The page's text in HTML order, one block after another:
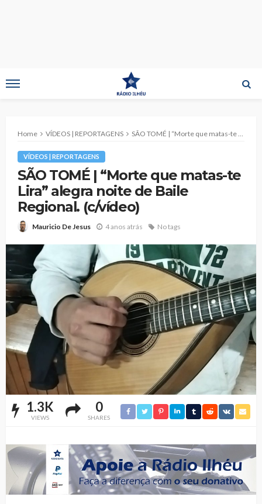
Home VÍDEOS | REPORTAGENS SÃO TOMÉ | “Morte que matas-te Lira” alegra noite de Baile Regional. (c/vídeo)
VÍDEOS | REPORTAGENS
SÃO TOMÉ | “Morte que matas-te
Lira” alegra noite de Baile
Regional. (c/vídeo)
Mauricio De Jesus 4 anos atrás No tags
1.3K
VIEWS
0
SHARES